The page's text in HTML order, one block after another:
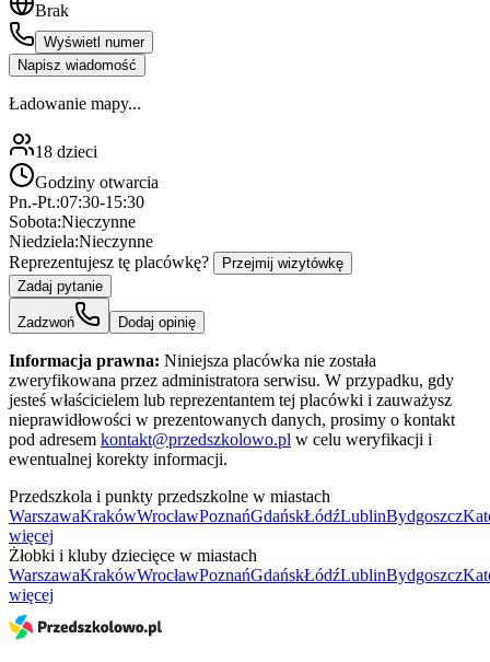
Brak
Wyświetl numer
Napisz wiadomość
Ładowanie mapy...
18 dzieci
Godziny otwarcia
Pn.-Pt.:07:30-15:30
Sobota:Nieczynne
Niedziela:Nieczynne
Reprezentujesz tę placówkę?
Przejmij wizytówkę
Zadaj pytanie
Zadzwoń Dodaj opinię
Informacja prawna: Niniejsza placówka nie została
zweryfikowana przez administratora serwisu. W przypadku, gdy
jesteś właścicielem lub reprezentantem tej placówki i zauważysz
nieprawidłowości w prezentowanych danych, prosimy o kontakt
pod adresem kontakt@przedszkolowo.pl w celu weryfikacji i
ewentualnej korekty informacji.
Przedszkola i punkty przedszkolne w miastach
WarszawaKrakówWrocławPoznańGdańskŁódźLublinBydgoszcz
więcej
Żłobki i kluby dziecięce w miastach
WarszawaKrakówWrocławPoznańGdańskŁódźLublinBydgoszcz
więcej